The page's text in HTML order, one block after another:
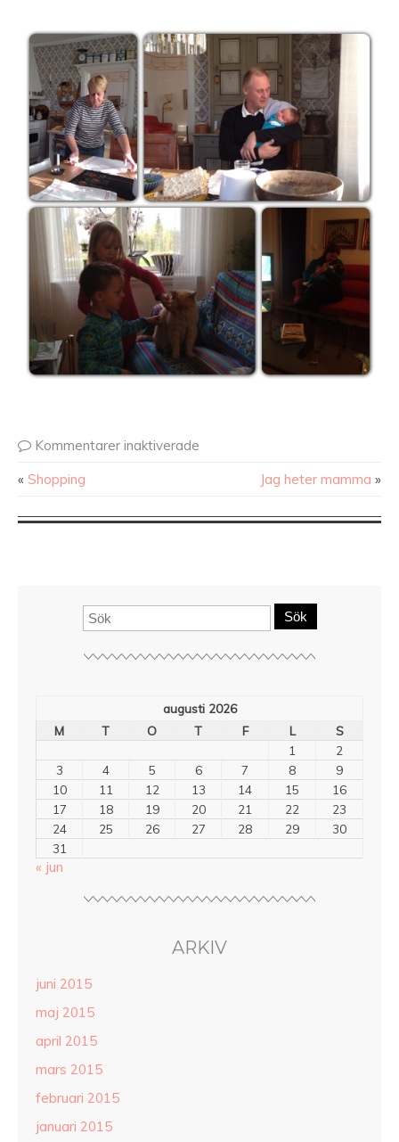
Kommentarer inaktiverade
« Shopping Jag heter mamma »
Sök
augusti 2026
M
T O T F L
S
1
2
3
4 5 6 7 8
9
10
11 12 13 14 15
16
17
18 19 20 21 22
23
24
25 26 27 28 29
30
31
« jun
ARKIV
juni 2015
maj 2015
april 2015
mars 2015
februari 2015
januari 2015